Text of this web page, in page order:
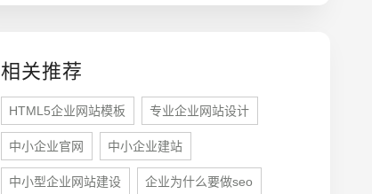
相关推荐
HTML5企业网站模板 专业企业网站设计
中小企业官网 中小企业建站
中小型企业网站建设 企业为什么要做seo